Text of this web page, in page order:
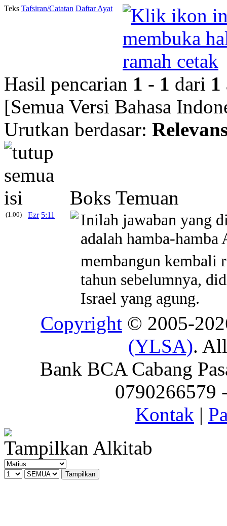
Teks Tafsiran/Catatan Daftar Ayat
Hasil pencarian 1 - 1 dari 1
[Semua Versi Bahasa
Urutkan berdasar:
Boks Temuan
(1.00) Ezr 5:11
Inilah jawaban yang
adalah hamba-
membangun kembali
tahun sebelumnya,
Israel yang agung.
Copyright © 2005-
(YLSA).
Bank BCA Cabang
0790266579
Kontak |
Tampilkan Alkitab